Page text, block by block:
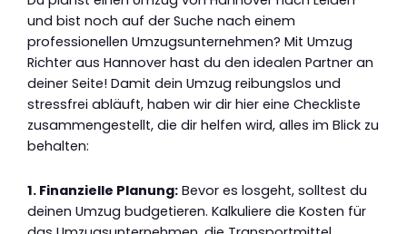
und bist noch auf der Suche nach einem
professionellen Umzugsunternehmen? Mit Umzug
Richter aus Hannover hast du den idealen Partner an
deiner Seite! Damit dein Umzug reibungslos und
stressfrei abläuft, haben wir dir hier eine Checkliste
zusammengestellt, die dir helfen wird, alles im Blick zu
behalten:
1. Finanzielle Planung: Bevor es losgeht, solltest du
deinen Umzug budgetieren. Kalkuliere die Kosten für